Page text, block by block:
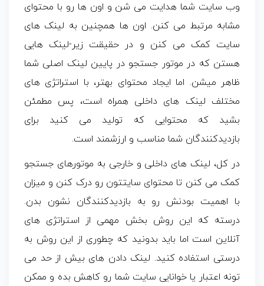
وب سایت شما هدایت می شن و اون ها رو با محتوای
مشابه مرتبط می کنن. اون ها همچنین به لینک های
سایت کمک می کنن و در حقیقت زیر-لینک هایی
هستن که در موتور جستجو در پایین لینک اصلی شما
ظاهر میشن. اما ایجاد محتوای بهتر، با استراتژی های
مختلف لینک های داخلی همراه است، پس مطمئن
بشید که محتوایی که تولید می کنید برای
بازدیدکنندگان شما مناسب و ارزشمند است.
در کل، لینک های داخلی و خارجی به موتورهای جستجو
کمک می کنن تا محتوای سایتتون رو درک کنن و میزان
با اهمیت بودنش رو به بازدیدکنندگان نشون بدن.
درسته که این روش بخش مهمی از استراتژی های
آنلاین است اما باید بدونید که چطوری از این روش به
درستی استفاده کنید. لینک دادن های بیش از حد می
تونه اعتبار یا خوانایی سایت شما رو کاهش بده و ممکن